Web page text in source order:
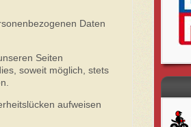
Daten
Seiten
soweit möglich, stets
aufweisen